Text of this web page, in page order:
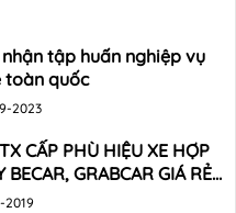
tập huấn nghiệp vụ
toàn quốc
2023
CẤP PHÙ HIỆU XE HỢP
BECAR, GRABCAR GIÁ RẺ
2019